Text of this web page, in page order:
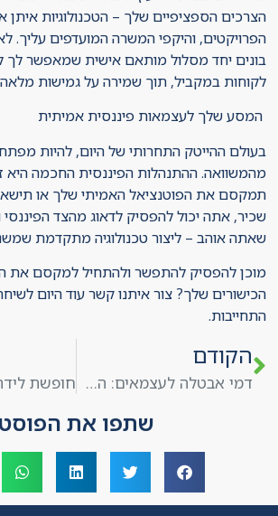
הצרכים הספציפיים שלך – הטכנולוגיות איתן
הפרויקטים, והיקפי המשרה המועדפים עליך.
בונים יחד מסלול מותאם אישית שמאפשר
לקוחות במקביל, תוך שמירה על גמישות
המסע שלך לעצמאות פיננסית אמיתית
בעולם ההייטק התחרותי של היום, להיות
מהמשוואה. ההתנהלות הפיננסית החכמה
תמקסם את הפוטנציאל האמיתי שלך או
שכיר, אתה יכול להפסיק לדאוג מהצד
שאתה אוהב – ליצור טכנולוגיה מתקדמת
מוכן להפסיק להתפשר ולהתחיל למקסם את
הכישורים שלך? צור איתנו קשר עוד היום
התחייבות.
הקודם
דמי אבטלה לעצמאים: האם גם לך מגיע ביטחון כלכלי?
שתפו את הפוסט